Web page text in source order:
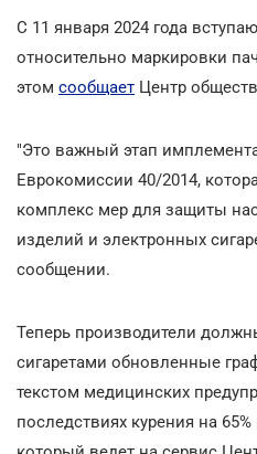
С 11 января 2024 года
относительно маркировки
этом сообщает Центр
"Это важный этап
Еврокомиссии 40/2014,
комплекс мер для защиты
изделий и электронных
сообщении.
Теперь производители
сигаретами обновленные
текстом медицинских
последствиях курения на